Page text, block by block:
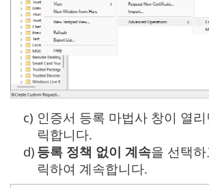
c) 인증서 등록 마법사 창이 열리
릭합니다.
d) 등록 정책 없이 계속을 선택하
릭하여 계속합니다.